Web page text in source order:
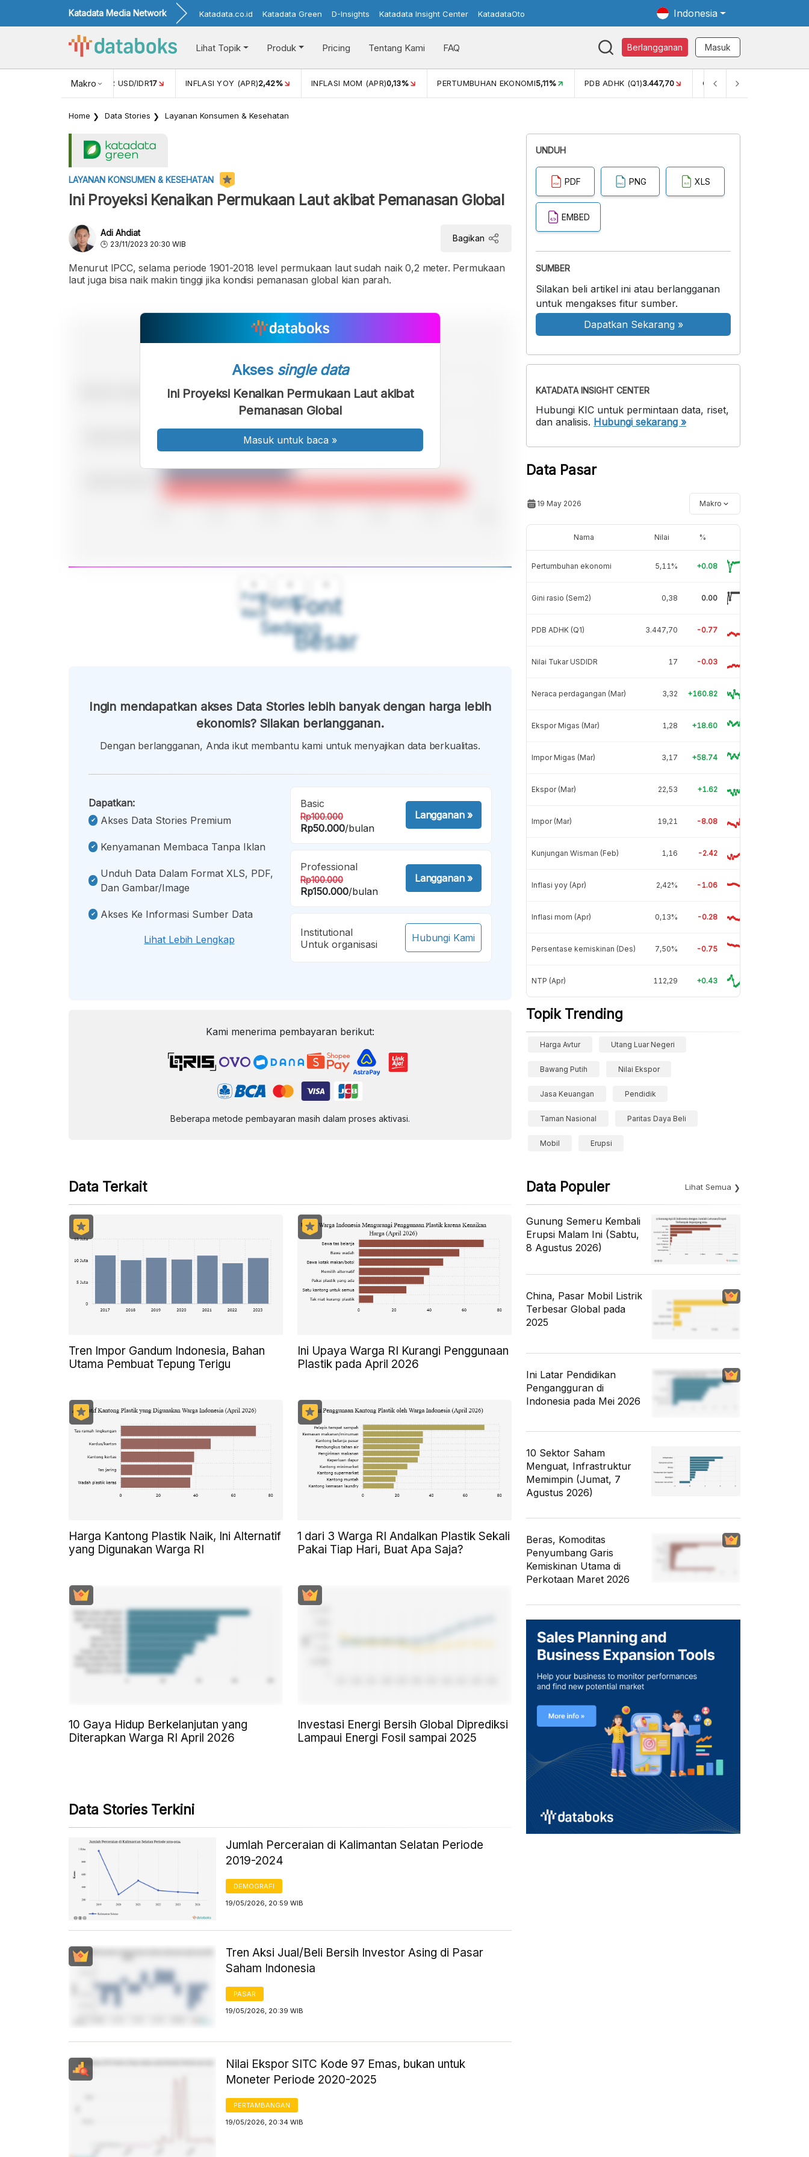
Katadata Media Network Katadata.co.id Katadata Green D-Insights Katadata Insight Center KatadataOto Indonesia
Lihat Topik Produk Pricing Tentang Kami FAQ Berlangganan Masuk
Makro
NILAI TUKAR USD/IDR17 INFLASI YOY (APR)2,42% INFLASI MOM (APR)0,13% PERTUMBUHAN EKONOMI5,11% PDB ADHK (Q1)3.447,70 GINI RASIO (SEM2)
Home Data Stories Layanan Konsumen & Kesehatan
LAYANAN KONSUMEN & KESEHATAN
Ini Proyeksi Kenaikan Permukaan Laut akibat Pemanasan Global
Adi Ahdiat
23/11/2023 20:30 WIB
Bagikan
Menurut IPCC, selama periode 1901-2018 level permukaan laut sudah naik 0,2 meter. Permukaan
laut juga bisa naik makin tinggi jika kondisi pemanasan global kian parah.
Font
Kecil
Font
Sedang
Font
Besar
Akses single data
Ini Proyeksi Kenaikan Permukaan Laut akibat
Pemanasan Global
Masuk untuk baca »
Ingin mendapatkan akses Data Stories lebih banyak dengan harga lebih
ekonomis? Silakan berlangganan.
Dengan berlangganan, Anda ikut membantu kami untuk menyajikan data berkualitas.
Dapatkan:
Akses Data Stories Premium
Kenyamanan Membaca Tanpa Iklan
Unduh Data Dalam Format XLS, PDF,
Dan Gambar/image
Akses Ke Informasi Sumber Data
Lihat Lebih Lengkap
Basic
Rp100.000
Rp50.000/bulan
Langganan»
Professional
Rp100.000
Rp150.000/bulan
Langganan»
Institutional
Untuk organisasi
Hubungi Kami
Kami menerima pembayaran berikut:
Beberapa metode pembayaran masih dalam proses aktivasi.
Data Terkait
Tren Impor Gandum Indonesia, Bahan
Utama Pembuat Tepung Terigu
Ini Upaya Warga RI Kurangi Penggunaan
Plastik pada April 2026
Harga Kantong Plastik Naik, Ini Alternatif
yang Digunakan Warga RI
1 dari 3 Warga RI Andalkan Plastik Sekali
Pakai Tiap Hari, Buat Apa Saja?
10 Gaya Hidup Berkelanjutan yang
Diterapkan Warga RI April 2026
Investasi Energi Bersih Global Diprediksi
Lampaui Energi Fosil sampai 2025
Data Stories Terkini
Jumlah Perceraian di Kalimantan Selatan Periode
2019-2024
DEMOGRAFI
19/05/2026, 20:59 WIB
Tren Aksi Jual/Beli Bersih Investor Asing di Pasar
Saham Indonesia
PASAR
19/05/2026, 20:39 WIB
Nilai Ekspor SITC Kode 97 Emas, bukan untuk
Moneter Periode 2020-2025
PERTAMBANGAN
19/05/2026, 20:34 WIB
UNDUH
PDF PNG XLS
EMBED
SUMBER
Silakan beli artikel ini atau berlangganan
untuk mengakses fitur sumber.
Dapatkan Sekarang »
KATADATA INSIGHT CENTER
Hubungi KIC untuk permintaan data, riset,
dan analisis. Hubungi sekarang »
Data Pasar
19 May 2026 Makro
Nama Nilai %
Pertumbuhan ekonomi 5,11% +0.08
Gini rasio (Sem2) 0,38 0.00
PDB ADHK (Q1) 3.447,70 -0.77
Nilai Tukar USDIDR 17 -0.03
Neraca perdagangan (Mar) 3,32 +160.82
Ekspor Migas (Mar) 1,28 +18.60
Impor Migas (Mar) 3,17 +58.74
Ekspor (Mar) 22,53 +1.62
Impor (Mar) 19,21 -8.08
Kunjungan Wisman (Feb) 1,16 -2.42
Inflasi yoy (Apr) 2,42% -1.06
Inflasi mom (Apr) 0,13% -0.28
Persentase kemiskinan (Des) 7,50% -0.75
NTP (Apr) 112,29 +0.43
Topik Trending
Harga Avtur Utang Luar Negeri
Bawang Putih Nilai Ekspor
Jasa Keuangan Pendidik
Taman Nasional Paritas Daya Beli
Mobil Erupsi
Data Populer Lihat Semua
Gunung Semeru Kembali
Erupsi Malam Ini (Sabtu,
8 Agustus 2026)
China, Pasar Mobil Listrik
Terbesar Global pada
2025
Ini Latar Pendidikan
Pengangguran di
Indonesia pada Mei 2026
10 Sektor Saham
Menguat, Infrastruktur
Memimpin (Jumat, 7
Agustus 2026)
Beras, Komoditas
Penyumbang Garis
Kemiskinan Utama di
Perkotaan Maret 2026